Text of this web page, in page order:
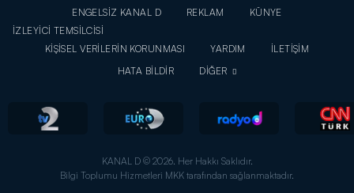
ENGELSİZ KANAL D REKLAM
KÜNYE
İZLEYİCİ TEMSİLCİSİ
KİŞİSEL VERİLERİN KORUNMASI
YARDIM
İLETİŞİM
HATA BİLDİR
DİĞER
KANAL D © 2026. Her Hakkı Saklıdır.
Bilgi Toplumu Hizmetleri MKK tarafından sağlanmaktadır.